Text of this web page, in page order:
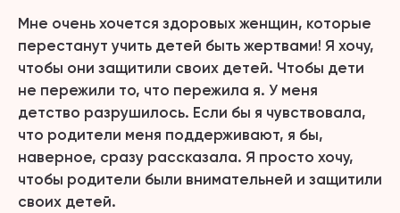
Мне очень хочется здоровых женщин, которые
перестанут учить детей быть жертвами! Я хочу,
чтобы они защитили своих детей. Чтобы дети
не пережили то, что пережила я. У меня
детство разрушилось. Если бы я чувствовала,
что родители меня поддерживают, я бы,
наверное, сразу рассказала. Я просто хочу,
чтобы родители были внимательней и защитили
своих детей.